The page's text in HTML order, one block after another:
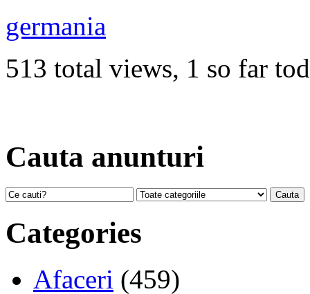
germania
513 total views, 1 so far
Cauta anunturi
Categories
Afaceri (459)